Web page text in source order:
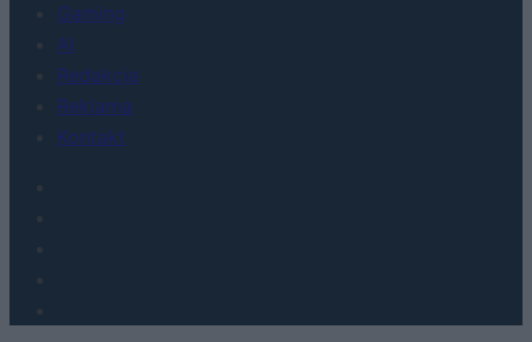
Gaming
AI
Redakcja
Reklama
Kontakt